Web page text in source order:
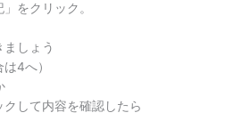
をクリック。
しょう
4へ）
して内容を確認したら